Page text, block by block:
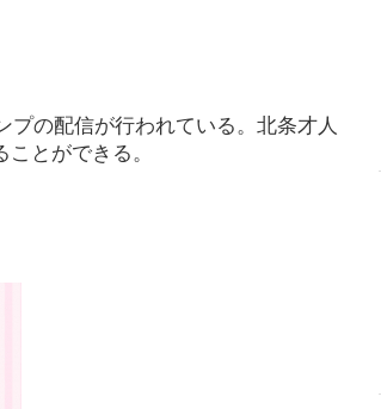
プの配信が行われている。北条才人
とができる。